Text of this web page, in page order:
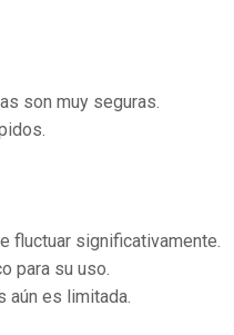
son muy seguras.
fluctuar significativamente.
para su uso.
aún es limitada.